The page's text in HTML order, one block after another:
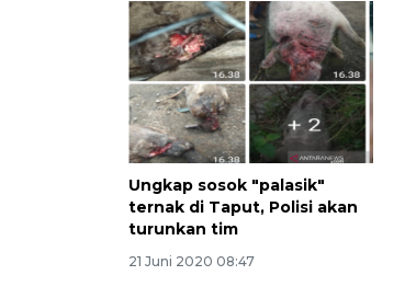
Ungkap sosok "palasik"
ternak di Taput, Polisi akan
turunkan tim
21 Juni 2020 08:47